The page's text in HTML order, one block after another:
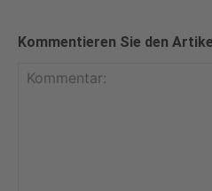
Kommentieren Sie den Artikel